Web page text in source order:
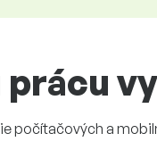
prácu
počítačových a